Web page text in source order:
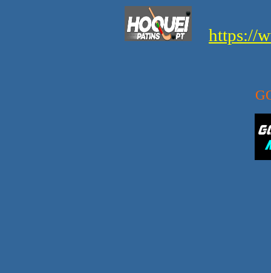
https://